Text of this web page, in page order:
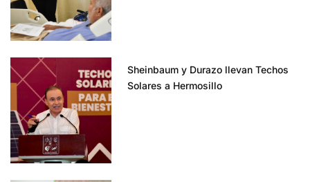
Sheinbaum y Durazo llevan Techos
Solares a Hermosillo